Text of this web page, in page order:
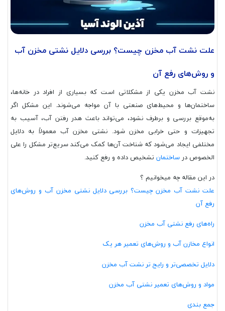
علت نشت آب مخزن چیست؟ بررسی دلایل نشتی مخزن آب
و روش‌های رفع آن
نشت آب مخزن یکی از مشکلاتی است که بسیاری از افراد در خانه‌ها،
ساختمان‌ها و محیط‌های صنعتی با آن مواجه می‌شوند. این مشکل اگر
به‌موقع بررسی و برطرف نشود، می‌تواند باعث هدر رفتن آب، آسیب به
تجهیزات و حتی خرابی مخزن شود. نشتی مخزن آب معمولاً به دلایل
مختلفی ایجاد می‌شود که شناخت آن‌ها کمک می‌کند سریع‌تر مشکل را علی
الخصوص در ساختمان تشخیص داده و رفع کنید.
در این مقاله چه میخوانیم ؟
علت نشت آب مخزن چیست؟ بررسی دلایل نشتی مخزن آب و روش‌های
رفع آن
راه‌های رفع نشتی آب مخزن
انواع مخازن آب و روش‌های تعمیر هر یک
دلایل تخصصی‌تر و رایج تر نشت آب مخزن
مواد و روش‌های تعمیر نشتی آب مخزن
جمع بندی